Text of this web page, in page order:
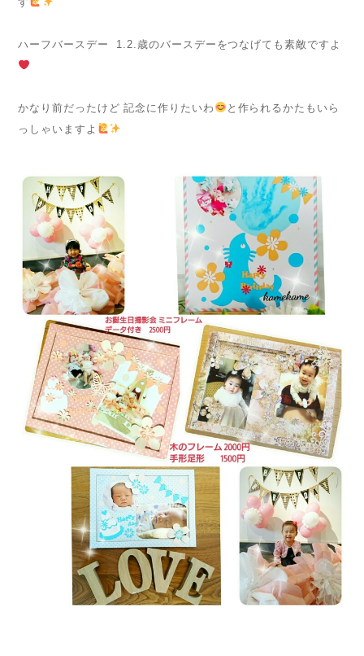
ハーフバースデー 1.2.歳のバースデーをつなげても素敵ですよ
かなり前だったけど 記念に作りたいわ
と作られるかたもいら
っしゃいますよ